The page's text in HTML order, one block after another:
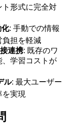
ト形式に完全対
化: 手動での情報
負担を軽減
連携: 既存のワ
、学習コストが
ル: 最大ユーザー
を実現